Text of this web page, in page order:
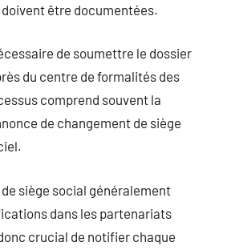
être documentées.
de soumettre le dossier
du centre de formalités des
comprend souvent la
de changement de siège
siège social généralement
dans les partenariats
crucial de notifier chaque